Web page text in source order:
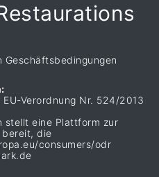
Geschäftsbedingungen
Verordnung Nr. 524/2013
stellt eine Plattform zur
bereit, die
consumers/odr